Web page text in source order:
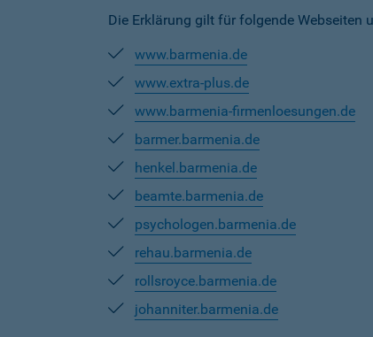
Die Erklärung gilt für folgende Webseiten
www.barmenia.de
www.extra-plus.de
www.barmenia-firmenloesungen.de
barmer.barmenia.de
henkel.barmenia.de
beamte.barmenia.de
psychologen.barmenia.de
rehau.barmenia.de
rollsroyce.barmenia.de
johanniter.barmenia.de